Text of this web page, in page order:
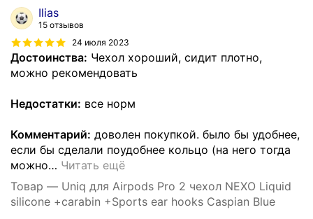
Ilias
15 отзывов
24 июля 2023
Достоинства: Чехол хороший, сидит плотно,
можно рекомендовать
Недостатки: все норм
Комментарий: доволен покупкой. было бы удобнее,
если бы сделали поудобнее кольцо (на него тогда
можно… Читать ещё
Товар — Uniq для Airpods Pro 2 чехол NEXO Liquid
silicone +carabin +Sports ear hooks Caspian Blue